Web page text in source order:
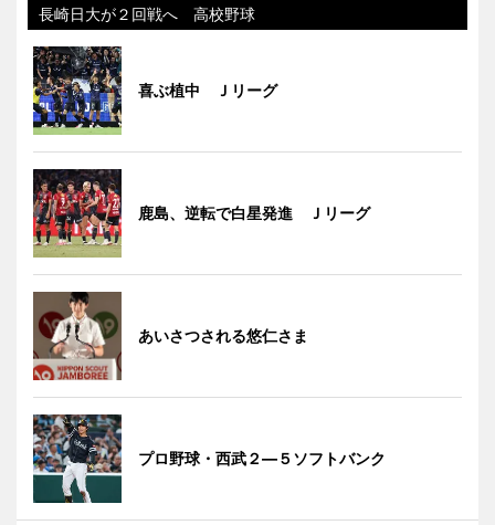
長崎日大が２回戦へ 高校野球
喜ぶ植中 Ｊリーグ
鹿島、逆転で白星発進 Ｊリーグ
あいさつされる悠仁さま
プロ野球・西武２―５ソフトバンク